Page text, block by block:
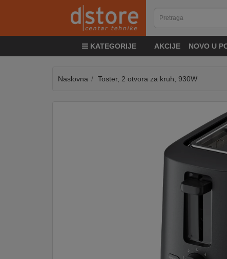
KATEGORIJE AKCIJE NOVO U
&
Naslovna Toster, 2 otvora za kruh, 930W